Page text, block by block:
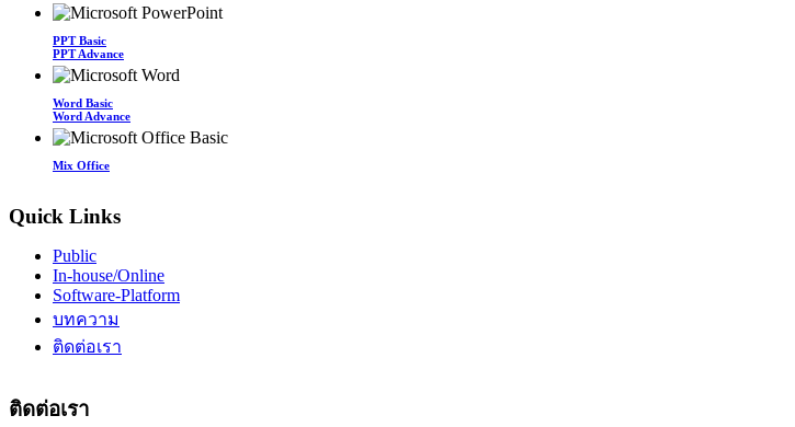
PPT Basic
PPT Advance
Word Basic
Word Advance
Mix Office
Quick Links
Public
In-house/Online
Software-Platform
บทความ
ติดต่อเรา
ติดต่อเรา